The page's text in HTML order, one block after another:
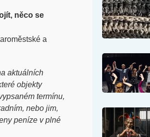
něco se
a
aktuálních
objekty
termínu,
nebo jim,
peníze v plné